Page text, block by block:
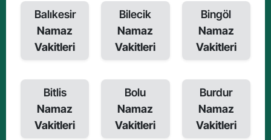
Balıkesir
Namaz
Vakitleri
Bilecik
Namaz
Vakitleri
Bingöl
Namaz
Vakitleri
Bitlis
Namaz
Vakitleri
Bolu
Namaz
Vakitleri
Burdur
Namaz
Vakitleri